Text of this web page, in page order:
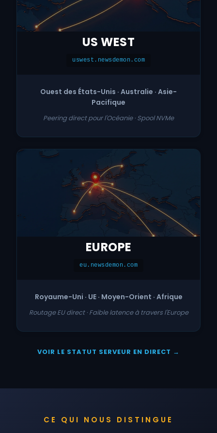
US WEST
uswest.newsdemon.com
Ouest des États-Unis · Australie · Asie-
Pacifique
Peering direct pour l'Océanie · Spool NVMe
EUROPE
eu.newsdemon.com
Royaume-Uni · UE · Moyen-Orient · Afrique
Routage EU direct · Faible latence à travers l'Europe
VOIR LE STATUT SERVEUR EN DIRECT →
CE QUI NOUS DISTINGUE